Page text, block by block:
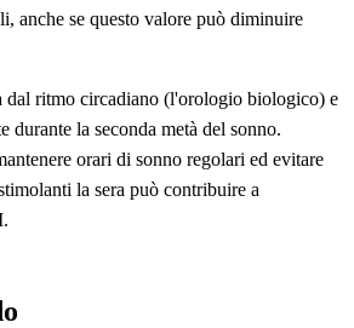
anche se questo valore può diminuire
dal ritmo circadiano (l'orologio biologico) e
durante la seconda metà del sonno.
orari di sonno regolari ed evitare
la sera può contribuire a